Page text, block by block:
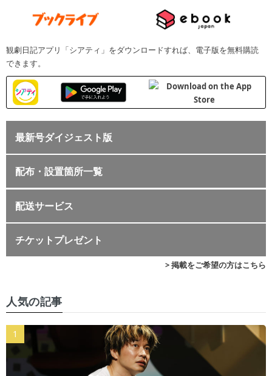
観劇日記アプリ「シアティ」をダウンロードすれば、電子版を無料購読
できます。
最新号ダイジェスト版
配布・設置箇所一覧
配送サービス
チケットプレゼント
> 掲載をご希望の方はこちら
人気の記事